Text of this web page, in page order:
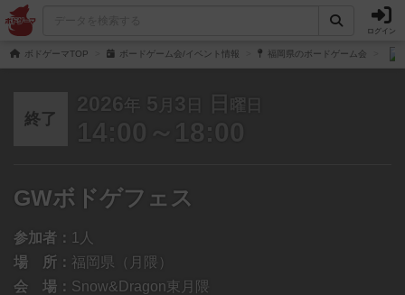
ログイン
ボドゲーマTOP ボードゲーム会/イベント情報 福岡県のボードゲーム会
終了
2026 年 5 月 3 日 日 曜日
14:00～18:00
GWボドゲフェス
参加者： 1人
場 所： 福岡県（月隈）
会 場： Snow&Dragon東月隈